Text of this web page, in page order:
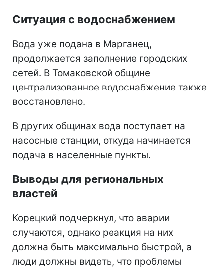
Ситуация с водоснабжением
Вода уже подана в Марганец,
продолжается заполнение городских
сетей. В Томаковской общине
централизованное водоснабжение также
восстановлено.
В других общинах вода поступает на
насосные станции, откуда начинается
подача в населенные пункты.
Выводы для региональных
властей
Корецкий подчеркнул, что аварии
случаются, однако реакция на них
должна быть максимально быстрой, а
люди должны видеть, что проблемы